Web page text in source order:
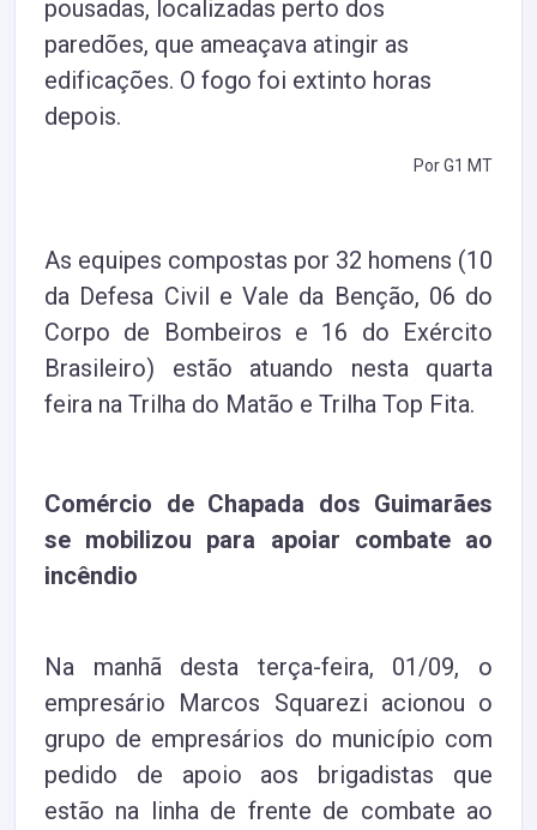
pousadas, localizadas perto dos
paredões, que ameaçava atingir as
edificações. O fogo foi extinto horas
depois.
Por G1 MT
As equipes compostas por 32 homens (10
da Defesa Civil e Vale da Benção, 06 do
Corpo de Bombeiros e 16 do Exército
Brasileiro) estão atuando nesta quarta
feira na Trilha do Matão e Trilha Top Fita.
Comércio de Chapada dos Guimarães
se mobilizou para apoiar combate ao
incêndio
Na manhã desta terça-feira, 01/09, o
empresário Marcos Squarezi acionou o
grupo de empresários do município com
pedido de apoio aos brigadistas que
estão na linha de frente de combate ao